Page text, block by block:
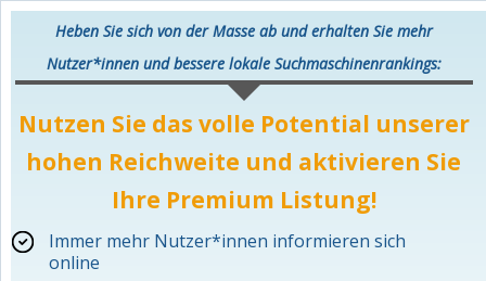
Heben Sie sich von der Masse ab und erhalten Sie mehr
Nutzer*innen und bessere lokale Suchmaschinenrankings:
Nutzen Sie das volle Potential unserer
hohen Reichweite und aktivieren Sie
Ihre Premium Listung!
Immer mehr Nutzer*innen informieren sich
online